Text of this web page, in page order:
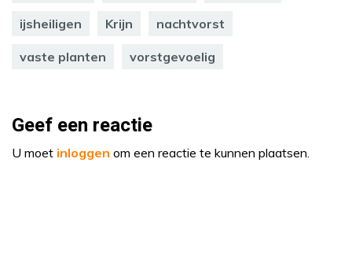
ijsheiligen Krijn nachtvorst
vaste planten vorstgevoelig
Geef een reactie
U moet inloggen om een reactie te kunnen plaatsen.